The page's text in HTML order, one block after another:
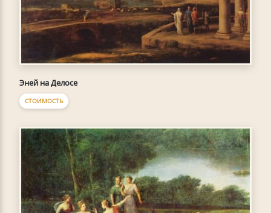
Эней на Делосе
СТОИМОСТЬ